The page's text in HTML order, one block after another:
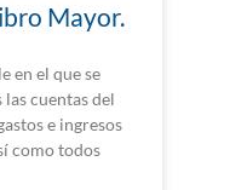
Mayor.
en el que se
las cuentas del
e ingresos
como todos